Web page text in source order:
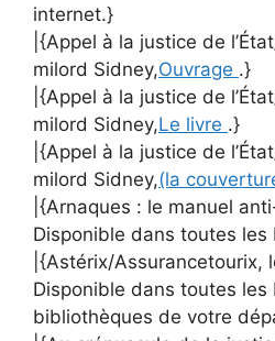
internet.}
|{Appel à la justice de
milord Sidney,Ouvrage .}
|{Appel à la justice de
milord Sidney,Le livre .}
|{Appel à la justice de
milord Sidney,(la
|{Arnaques : le manuel
Disponible dans toutes
|{Astérix/Assurancetourix,
Disponible dans toutes les
bibliothèques de votre